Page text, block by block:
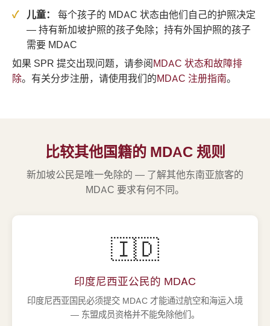
儿童：
每个孩子的 MDAC 状态由他们自己的护照决定
— 持有新加坡护照的孩子免除；持有外国护照的孩子
需要 MDAC
如果 SPR 提交出现问题，请参阅MDAC 状态和故障排
除。有关分步注册，请使用我们的MDAC 注册指南。
比较其他国籍的 MDAC 规则
新加坡公民是唯一免除的 — 了解其他东南亚旅客的
MDAC 要求有何不同。
🇮🇩
印度尼西亚公民的 MDAC
印度尼西亚国民必须提交 MDAC 才能通过航空和海运入境
— 东盟成员资格并不能免除他们。